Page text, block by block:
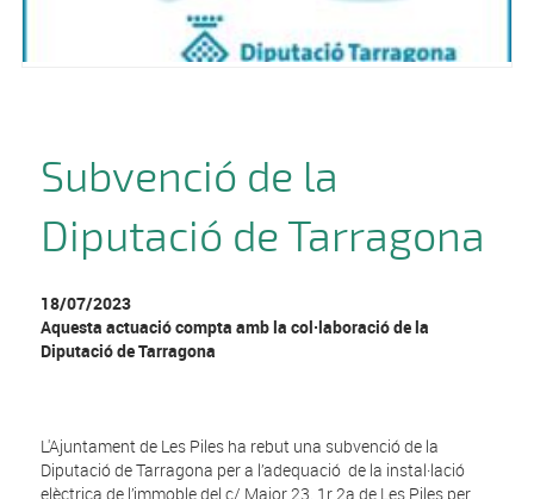
Subvenció de la
Diputació de Tarragona
18/07/2023
Aquesta actuació compta amb la col·laboració de la
Diputació de Tarragona
L'Ajuntament de Les Piles ha rebut una subvenció de la
Diputació de Tarragona per a l’adequació de la instal·lació
elèctrica de l’immoble del c/ Major 23, 1r 2a de Les Piles per